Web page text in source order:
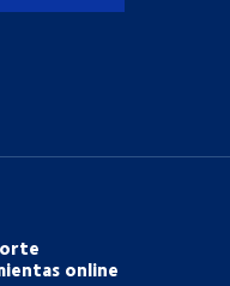
online